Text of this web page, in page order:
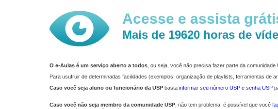
Acesse e assista
Mais de 19620 horas de
O e-Aulas é um serviço aberto a todos , ou seja, você não precisa fazer parte da
Para usufruir de determinadas facilidades (exemplos: organização de playlists, ferramentas
Caso você seja aluno ou funcionário da USP basta informar seu número USP e senha USP
Caso você não seja membro da comunidade USP , não tem problema, é possível que você